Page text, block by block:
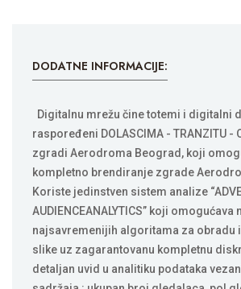
DODATNE INFORMACIJE:
Digitalnu mrežu čine totemi i digitalni
raspoređeni DOLASCIMA - TRANZITU -
zgradi Aerodroma Beograd, koji
kompletno brendiranje zgrade
Koriste jedinstven sistem analize
AUDIENCEANALYTICS” koji omogućava
najsavremenijih algoritama za obradu
slike uz zagarantovanu kompletnu
detaljan uvid u analitiku podataka